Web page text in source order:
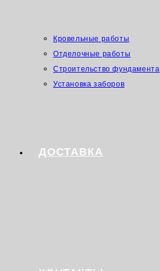
Кровельные работы
Отделочные работы
Строительство фундамента
Установка заборов
ДОСТАВКА